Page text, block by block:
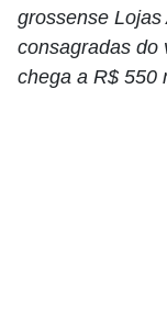
grossense
consagradas do
chega a R$ 550